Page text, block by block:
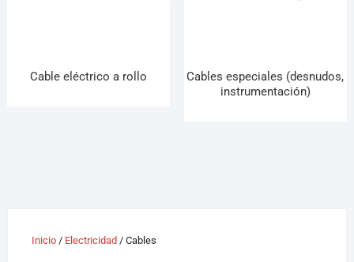
Cable eléctrico a rollo
Cables especiales (desnudos,
instrumentación)
Inicio/ Electricidad / Cables